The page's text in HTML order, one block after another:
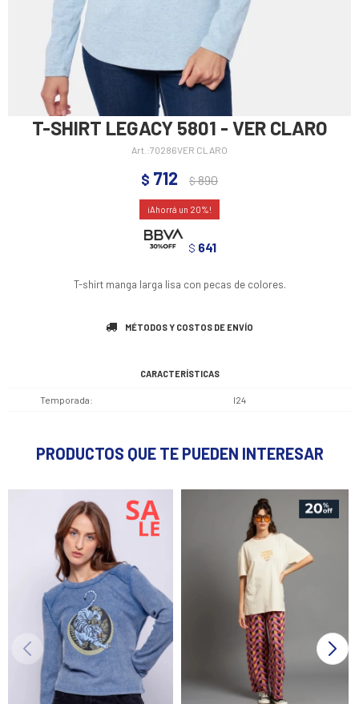
T-SHIRT LEGACY 5801 - VER CLARO
70286VER CLARO
$ 712 $890
20
$ 641
T-shirt manga larga lisa con pecas de colores.
MÉTODOS Y COSTOS DE ENVÍO
CARACTERÍSTICAS
Temporada I24
PRODUCTOS QUE TE PUEDEN INTERESAR